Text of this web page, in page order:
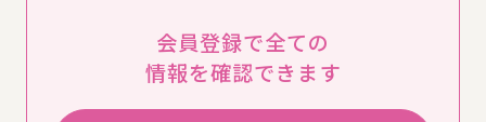
会員登録で全ての
情報を確認できます